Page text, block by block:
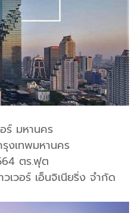
ร์ มหานคร
งเทพมหานคร
ตร.ฟุต
วอร์ เอ็นจิเนียริ่ง จำกัด